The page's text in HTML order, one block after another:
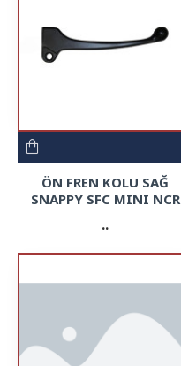
ÖN FREN KOLU SAĞ
SNAPPY SFC MINI NCR
..